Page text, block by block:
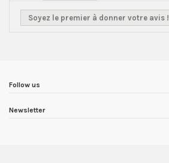
Soyez le premier à donner votre avis !
Follow us
Newsletter